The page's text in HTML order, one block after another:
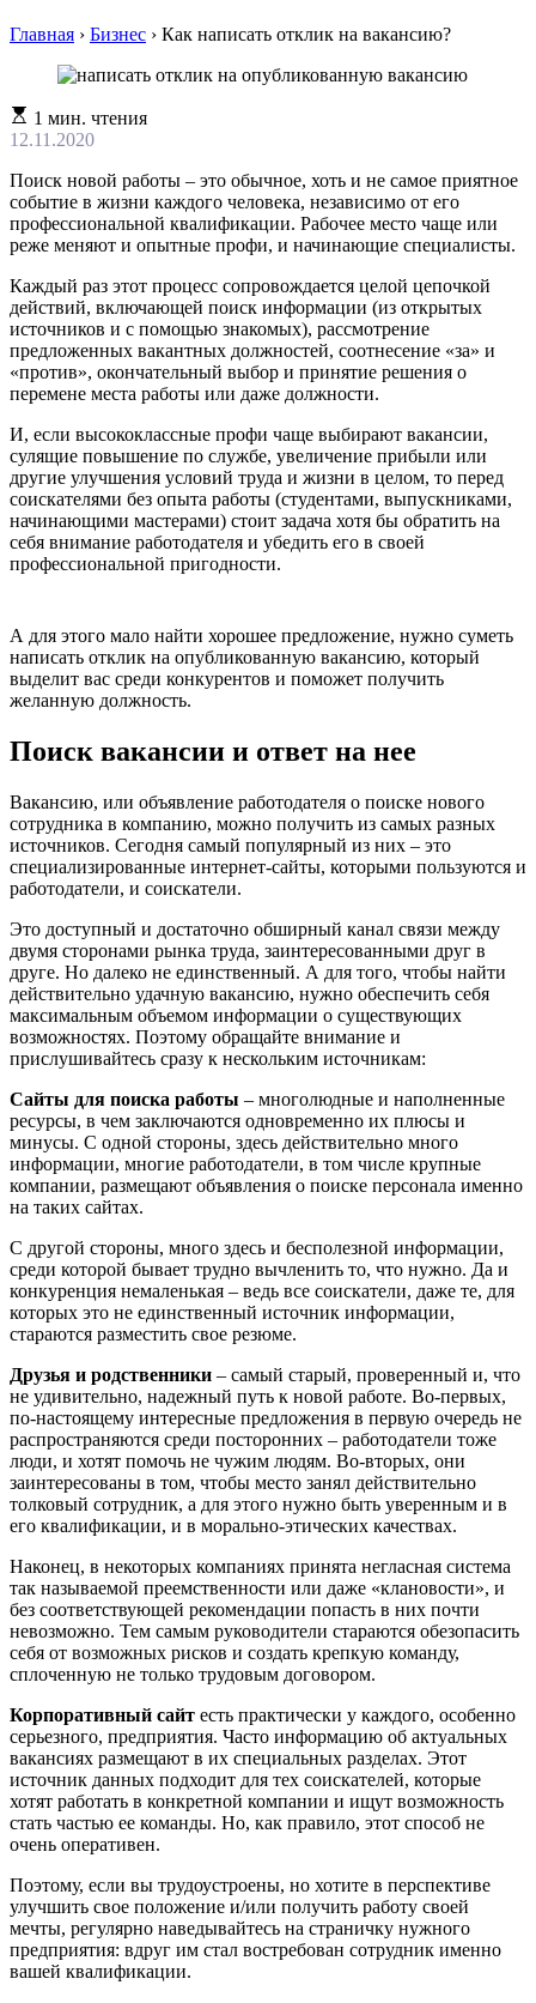
Главная › Бизнес › Как написать отклик на вакансию?
Расчетное
время
1 мин. чтения
12.11.2020
Поиск новой работы – это обычное, хоть и не самое приятное
событие в жизни каждого человека, независимо от его
профессиональной квалификации. Рабочее место чаще или
реже меняют и опытные профи, и начинающие специалисты.
Каждый раз этот процесс сопровождается целой цепочкой
действий, включающей поиск информации (из открытых
источников и с помощью знакомых), рассмотрение
предложенных вакантных должностей, соотнесение «за» и
«против», окончательный выбор и принятие решения о
перемене места работы или даже должности.
И, если высококлассные профи чаще выбирают вакансии,
сулящие повышение по службе, увеличение прибыли или
другие улучшения условий труда и жизни в целом, то перед
соискателями без опыта работы (студентами, выпускниками,
начинающими мастерами) стоит задача хотя бы обратить на
себя внимание работодателя и убедить его в своей
профессиональной пригодности.
А для этого мало найти хорошее предложение, нужно суметь
написать отклик на опубликованную вакансию, который
выделит вас среди конкурентов и поможет получить
желанную должность.
Поиск вакансии и ответ на нее
Вакансию, или объявление работодателя о поиске нового
сотрудника в компанию, можно получить из самых разных
источников. Сегодня самый популярный из них – это
специализированные интернет-сайты, которыми пользуются и
работодатели, и соискатели.
Это доступный и достаточно обширный канал связи между
двумя сторонами рынка труда, заинтересованными друг в
друге. Но далеко не единственный. А для того, чтобы найти
действительно удачную вакансию, нужно обеспечить себя
максимальным объемом информации о существующих
возможностях. Поэтому обращайте внимание и
прислушивайтесь сразу к нескольким источникам:
Сайты для поиска работы – многолюдные и наполненные
ресурсы, в чем заключаются одновременно их плюсы и
минусы. С одной стороны, здесь действительно много
информации, многие работодатели, в том числе крупные
компании, размещают объявления о поиске персонала именно
на таких сайтах.
С другой стороны, много здесь и бесполезной информации,
среди которой бывает трудно вычленить то, что нужно. Да и
конкуренция немаленькая – ведь все соискатели, даже те, для
которых это не единственный источник информации,
стараются разместить свое резюме.
Друзья и родственники – самый старый, проверенный и, что
не удивительно, надежный путь к новой работе. Во-первых,
по-настоящему интересные предложения в первую очередь не
распространяются среди посторонних – работодатели тоже
люди, и хотят помочь не чужим людям. Во-вторых, они
заинтересованы в том, чтобы место занял действительно
толковый сотрудник, а для этого нужно быть уверенным и в
его квалификации, и в морально-этических качествах.
Наконец, в некоторых компаниях принята негласная система
так называемой преемственности или даже «клановости», и
без соответствующей рекомендации попасть в них почти
невозможно. Тем самым руководители стараются обезопасить
себя от возможных рисков и создать крепкую команду,
сплоченную не только трудовым договором.
Корпоративный сайт есть практически у каждого, особенно
серьезного, предприятия. Часто информацию об актуальных
вакансиях размещают в их специальных разделах. Этот
источник данных подходит для тех соискателей, которые
хотят работать в конкретной компании и ищут возможность
стать частью ее команды. Но, как правило, этот способ не
очень оперативен.
Поэтому, если вы трудоустроены, но хотите в перспективе
улучшить свое положение и/или получить работу своей
мечты, регулярно наведывайтесь на страничку нужного
предприятия: вдруг им стал востребован сотрудник именно
вашей квалификации.